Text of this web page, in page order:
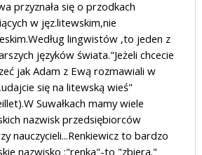
przyznała się o przodkach
w jęz.litewskim,nie
lingwistów ,to jeden z
języków świata."Jeżeli chcecie
jak Adam z Ewą rozmawiali w
się na litewską wieś"
Suwałkach mamy wiele
nazwisk przedsiębiorców
nauczycieli...Renkiewicz to bardzo
nazwisko :"renka"-to "zbiera."